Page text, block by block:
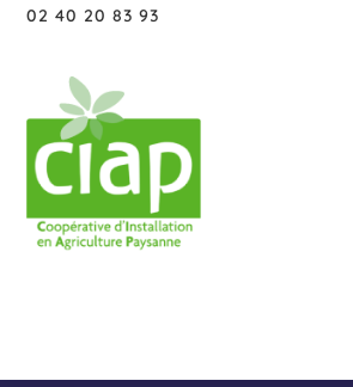
02 40 20 83 93